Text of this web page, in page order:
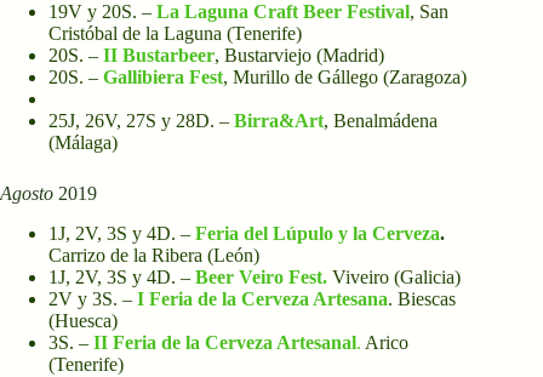
19V y 20S. – La Laguna Craft Beer Festival, San
Cristóbal de la Laguna (Tenerife)
20S. – II Bustarbeer, Bustarviejo (Madrid)
20S. – Gallibiera Fest, Murillo de Gállego (Zaragoza)
25J, 26V, 27S y 28D. – Birra&Art, Benalmádena
(Málaga)
Agosto 2019
1J, 2V, 3S y 4D. – Feria del Lúpulo y la Cerveza.
Carrizo de la Ribera (León)
1J, 2V, 3S y 4D. – Beer Veiro Fest. Viveiro (Galicia)
2V y 3S. – I Feria de la Cerveza Artesana. Biescas
(Huesca)
3S. – II Feria de la Cerveza Artesanal. Arico
(Tenerife)